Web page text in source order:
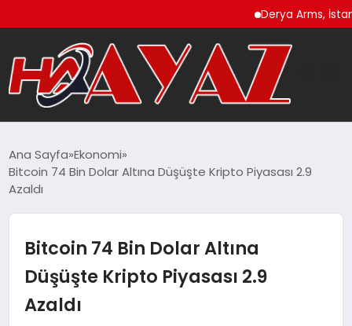
Derya Arms,
DÜNYA
MAGAZIN
Ana Sayfa Ekonomi
Bitcoin 74 Bin Dolar Altına Düşüşte Kripto Piyasası 2.9
Azaldı
Bitcoin 74 Bin Dolar Altına
Düşüşte Kripto Piyasası 2.9
Azaldı